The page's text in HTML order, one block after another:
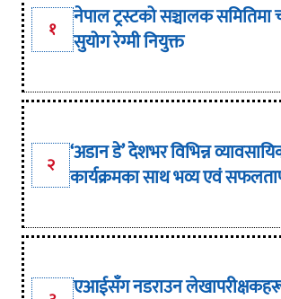
१
नेपाल ट्रस्टको सञ्चालक समितिमा
सुयोग रेग्मी नियुक्त
२ ‘अडान डे’ देशभर विभिन्न
कार्यक्रमका साथ भव्य एवं
एआईसँग नडराउन